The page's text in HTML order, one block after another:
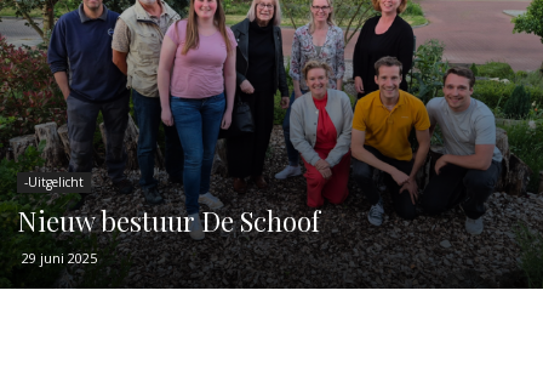
-Uitgelicht
Nieuw bestuur De Schoof
29 juni 2025